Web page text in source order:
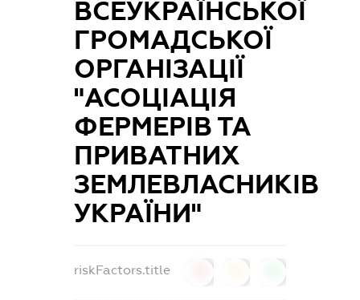
ВСЕУКРАЇНСЬКОЇ
ГРОМАДСЬКОЇ
ОРГАНІЗАЦІЇ
"АСОЦІАЦІЯ
ФЕРМЕРІВ ТА
ПРИВАТНИХ
ЗЕМЛЕВЛАСНИКІВ
УКРАЇНИ"
riskFactors.title